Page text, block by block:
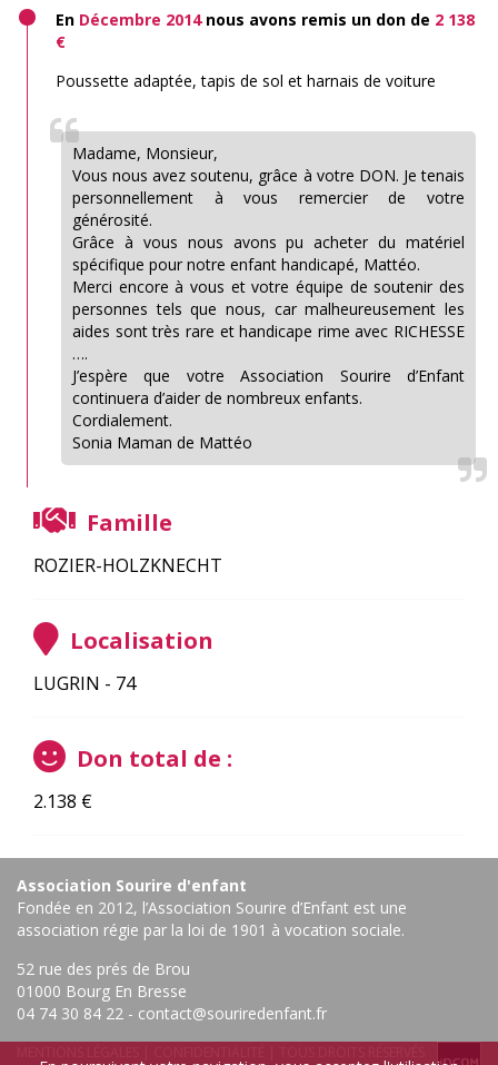
En Décembre 2014nous avons remis un don de 2 138
€
Poussette adaptée, tapis de sol et harnais de voiture
Madame, Monsieur,
Vous nous avez soutenu, grâce à votre DON. Je tenais
personnellement à vous remercier de votre
générosité.
Grâce à vous nous avons pu acheter du matériel
spécifique pour notre enfant handicapé, Mattéo.
Merci encore à vous et votre équipe de soutenir des
personnes tels que nous, car malheureusement les
aides sont très rare et handicape rime avec RICHESSE
….
J’espère que votre Association Sourire d’Enfant
continuera d’aider de nombreux enfants.
Cordialement.
Sonia Maman de Mattéo
Famille
ROZIER-HOLZKNECHT
Localisation
LUGRIN - 74
Don total de :
2.138 €
Association Sourire d'enfant
Fondée en 2012, l’Association Sourire d’Enfant est une
association régie par la loi de 1901 à vocation sociale.
52 rue des prés de Brou
01000 Bourg En Bresse ‎
04 74 30 84 22 - contact@souriredenfant.fr